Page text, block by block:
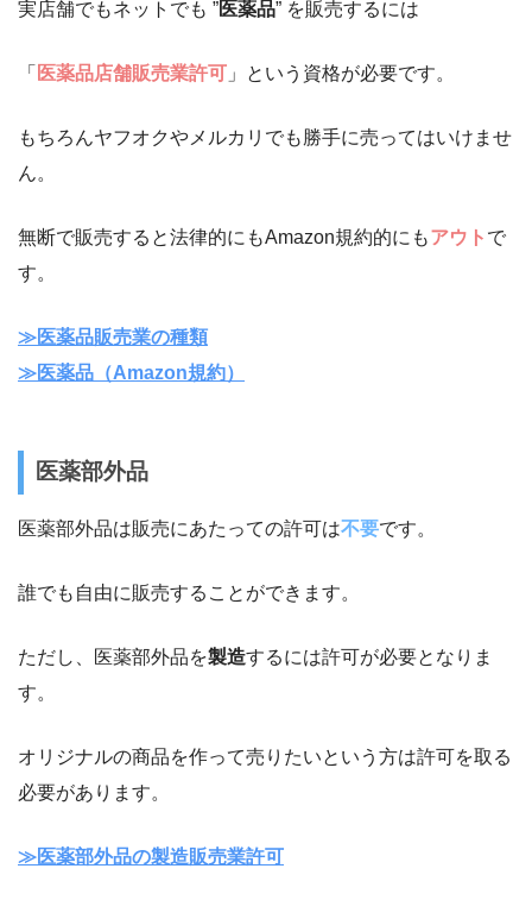
実店舗でもネットでも ”医薬品” を販売するには
「 医薬品店舗販売業許可 」という資格が必要です。
もちろんヤフオクやメルカリでも勝手に売ってはいけませ
ん。
無断で販売すると法律的にもAmazon規約的にもアウト で
す。
≫医薬品販売業の種類
≫医薬品（Amazon規約）
医薬部外品
医薬部外品は販売にあたっての許可は不要です。
誰でも自由に販売することができます。
ただし、医薬部外品を製造するには許可が必要となりま
す。
オリジナルの商品を作って売りたいという方は許可を取る
必要があります。
≫医薬部外品の製造販売業許可